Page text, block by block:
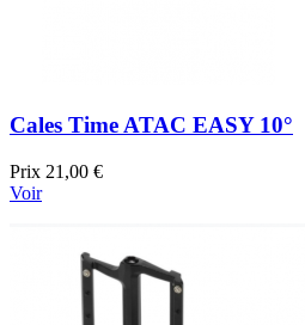
Cales Time ATAC EASY 10°
Prix 21,00 €
Voir